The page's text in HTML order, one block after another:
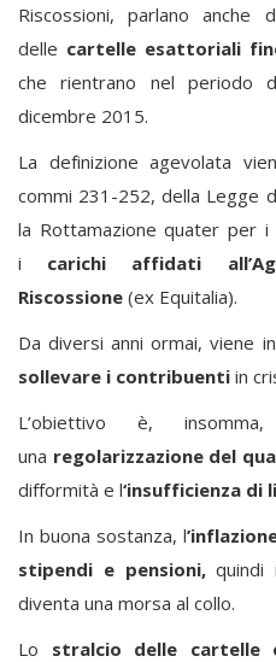
Riscossioni, parlano anche
delle cartelle esattoriali
che rientrano nel periodo
dicembre 2015.
La definizione agevolata
commi 231-252, della Legge
la Rottamazione quater per
i carichi affidati
Riscossione (ex Equitalia).
Da diversi anni ormai, viene
sollevare i contribuenti in
L’obiettivo è,
una regolarizzazione del
difformità e l‘insufficienza di
In buona sostanza, l
stipendi e pensioni,quindi
diventa una morsa al collo.
Lo stralcio delle cartelle